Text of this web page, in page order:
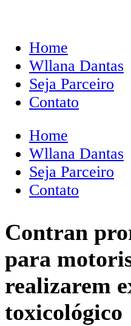
Home
Wllana Dantas
Seja Parceiro
Contato
Home
Wllana Dantas
Seja Parceiro
Contato
Contran
para
realizarem
toxicológico